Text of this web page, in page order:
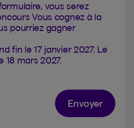
vous serez
Vous cognez à la
pourriez gagner
fin le 17 janvier 2027. Le
18 mars 2027.
Envoyer